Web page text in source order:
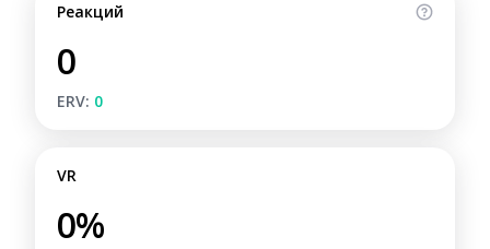
Реакций
0
ERV: 0
VR
0%